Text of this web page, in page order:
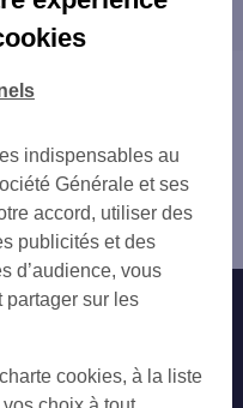
LANESS
contacter
indispensables au
Générale et ses
accord, utiliser des
publicités et des
d’audience, vous
partager sur les
cookies, à la liste